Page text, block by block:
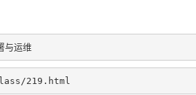
与运维
219.html